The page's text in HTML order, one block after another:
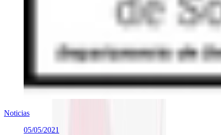
Noticias
05/05/2021